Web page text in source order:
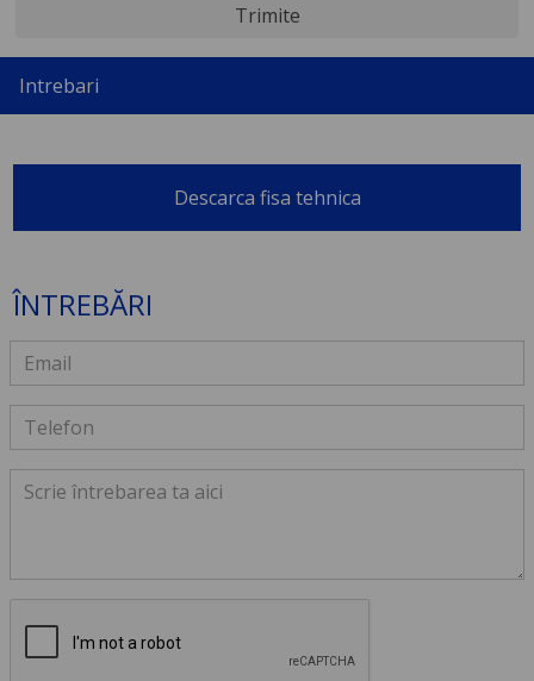
Trimite
Intrebari
Descarca fisa tehnica
ÎNTREBĂRI